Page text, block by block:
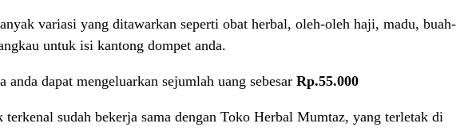
variasi yang ditawarkan seperti obat herbal, oleh-oleh haji, madu, buah-
untuk isi kantong dompet anda.
dapat mengeluarkan sejumlah uang sebesar Rp.55.000
sudah bekerja sama dengan Toko Herbal Mumtaz, yang terletak di